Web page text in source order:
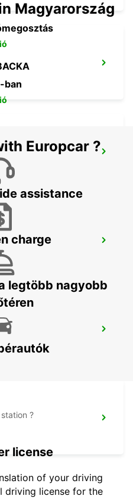
AIRPORT
Magyarország
ban
Europcar ?
assistance
charge
legtöbb nagyobb
?
license
of your driving
driving license for the